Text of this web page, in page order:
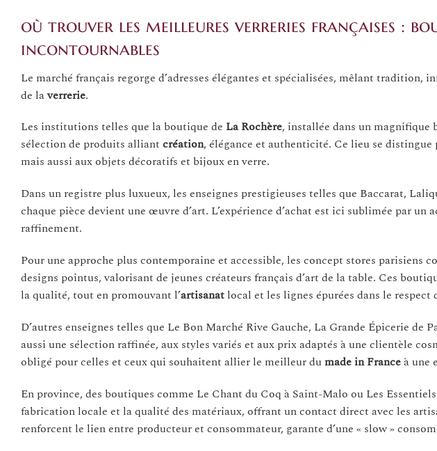
où trouver les meilleures verreries françaises :
incontournables
Le marché français regorge d’adresses élégantes et spécialisées, mêlant
de laverrerie.
Les institutions telles que la boutique de La Rochère, installée dans un
sélection de produits alliant création, élégance et authenticité. Ce lieu se
mais aussi aux objets décoratifs et bijoux en verre.
Dans un registre plus luxueux, les enseignes prestigieuses telles que Baccarat,
chaque pièce devient une œuvre d’art. L’expérience d’achat est ici sublimée par
raffinement.
Pour une approche plus contemporaine et accessible, les concept stores parisiens
designs pointus, valorisant de jeunes créateurs français d’art de la table. Ces
la qualité, tout en promouvant l’artisanat local et les lignes épurées dans le respect
D’autres enseignes telles que Le Bon Marché Rive Gauche, La Grande Épicerie de
aussi une sélection raffinée, aux styles variés et aux prix adaptés à une clientèle
obligé pour celles et ceux qui souhaitent allier le meilleur dumade in Franceà une
En province, des boutiques comme Le Chant du Coq à Saint-Malo ou Les
fabrication locale et la qualité des matériaux, offrant un contact direct avec les
renforcent le lien entre producteur et consommateur, garante d’une « slow »